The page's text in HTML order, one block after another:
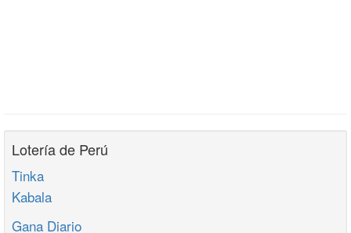
Lotería de Perú
Tinka
Kabala
Gana Diario